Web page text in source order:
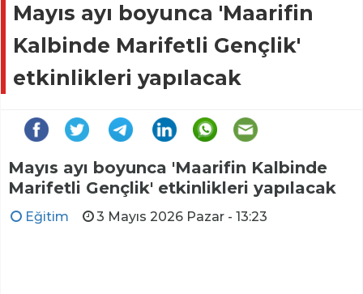
Mayıs ayı boyunca 'Maarifin
Kalbinde Marifetli Gençlik'
etkinlikleri yapılacak
Mayıs ayı boyunca 'Maarifin Kalbinde
Marifetli Gençlik' etkinlikleri yapılacak
Eğitim 3 Mayıs 2026 Pazar - 13:23